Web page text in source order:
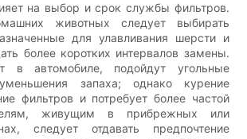
на выбор и срок службы фильтров.
животных следует выбирать
для улавливания шерсти и
более коротких интервалов замены.
в автомобиле, подойдут угольные
запаха; однако курение
фильтров и потребует более частой
живущим в прибрежных или
следует отдавать предпочтение